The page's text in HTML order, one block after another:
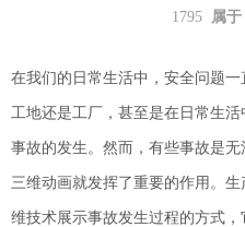
1795
属于
在我们的日常生活中，安全问题
工地还是工厂，甚至是在日常生
事故的发生。然而，有些事故是
三维动画就发挥了重要的作用。
维技术展示事故发生过程的方式 ，